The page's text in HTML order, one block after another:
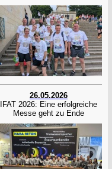
26.05.2026
IFAT 2026: Eine erfolgreiche
Messe geht zu Ende